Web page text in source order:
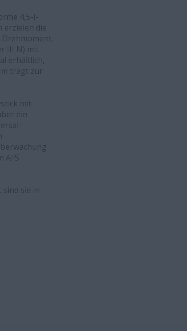
4,5-l-
erzielen die
III N) mit
erhältlich,
trägt zur
mit
ein
AFS
sie in